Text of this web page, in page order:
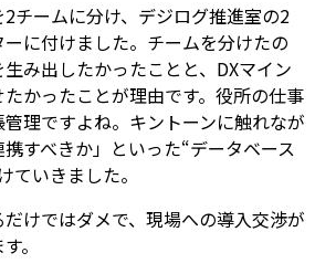
チームに分け、デジログ推進室の2
に付けました。チームを分けたの
み出したかったことと、DXマイン
かったことが理由です。役所の仕事
理ですよね。 キントーンに触れなが
すべきか」といった“データベース
ていきました。
けではダメで、 現場への導入交渉が
。